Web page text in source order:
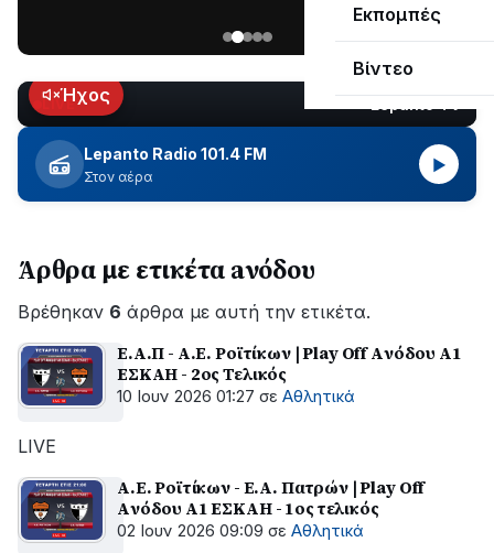
Εκπομπές
Βίντεο
Ναυπάκτου
εδώ
και
περίπου
δύο
ώρες
εξέλιξη
οι
εργασίες
ΔΕΔΔΗΕ
για
την
της
βλάβης
LIVEΉχος
Lepanto Radio 101.4 FM
Στον αέρα
▶
Άρθρα με ετικέτα aνόδου
Βρέθηκαν 6 άρθρα με αυτή την ετικέτα.
Ε.Α.Π - Α.Ε. Ροϊτίκων | Play Off Aνόδου A1
EΣΚΑΗ - 2ος Τελικός
10 Ιουν 2026 01:27 σε Αθλητικά
LIVE
Α.Ε. Ροϊτίκων - Ε.Α. Πατρών | Play Off
Aνόδου A1 EΣΚΑΗ - 1ος τελικός
02 Ιουν 2026 09:09 σε Αθλητικά